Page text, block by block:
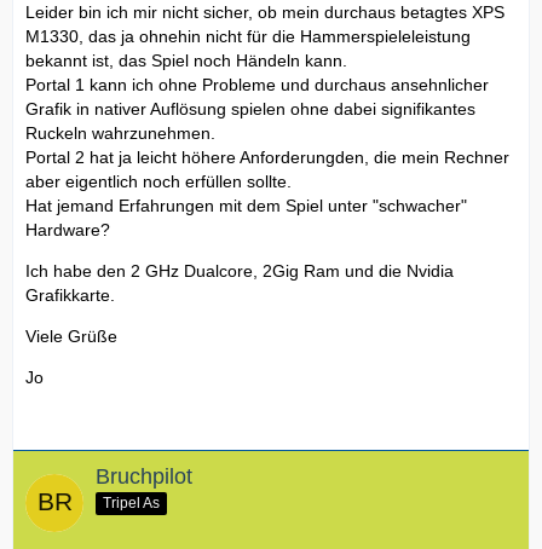
Leider bin ich mir nicht sicher, ob mein durchaus betagtes XPS
M1330, das ja ohnehin nicht für die Hammerspieleleistung
bekannt ist, das Spiel noch Händeln kann.
Portal 1 kann ich ohne Probleme und durchaus ansehnlicher
Grafik in nativer Auflösung spielen ohne dabei signifikantes
Ruckeln wahrzunehmen.
Portal 2 hat ja leicht höhere Anforderungden, die mein Rechner
aber eigentlich noch erfüllen sollte.
Hat jemand Erfahrungen mit dem Spiel unter "schwacher"
Hardware?
Ich habe den 2 GHz Dualcore, 2Gig Ram und die Nvidia
Grafikkarte.
Viele Grüße
Jo
Bruchpilot
Tripel As